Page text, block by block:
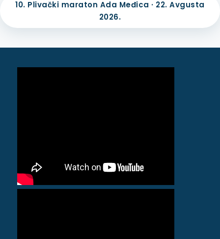
10. Plivački maraton Ada Međica · 22. Avgusta
2026.